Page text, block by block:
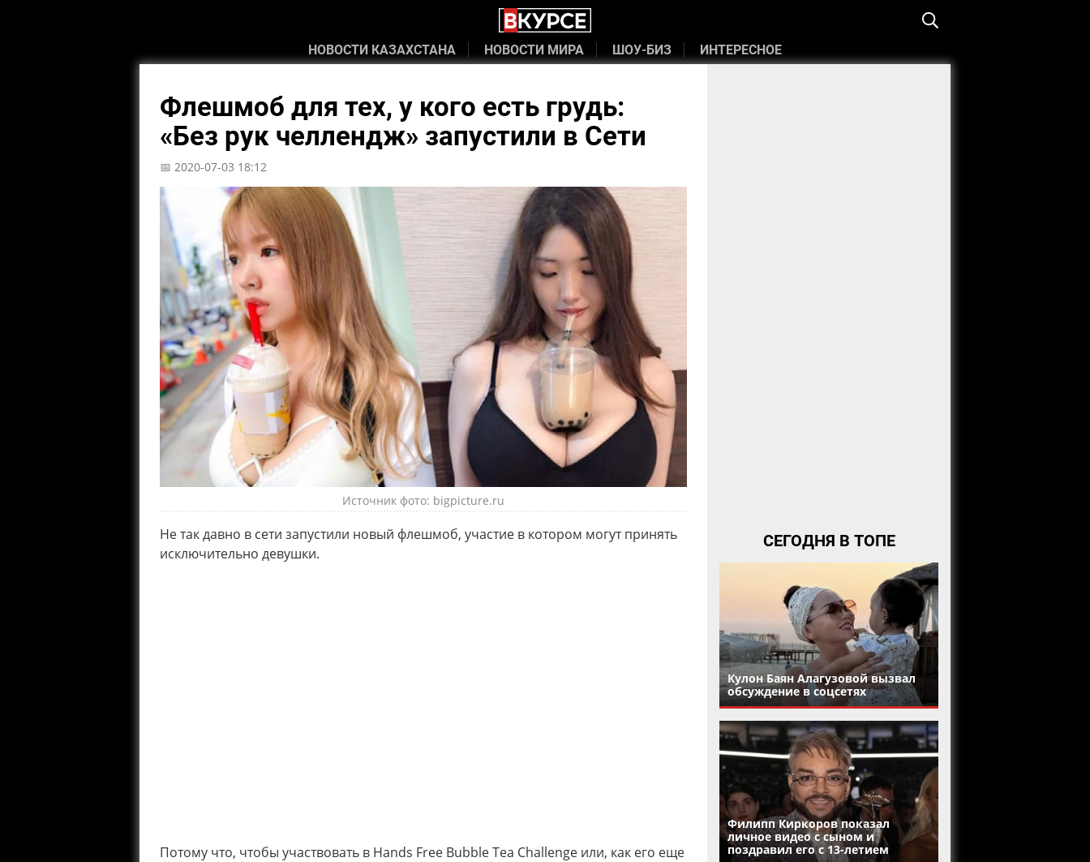
НОВОСТИ КАЗАХСТАНА НОВОСТИ МИРА ШОУ-БИЗ ИНТЕРЕСНОЕ
Флешмоб для тех, у кого есть грудь:
«Без рук челлендж» запустили в Сети
📅 2020-07-03 18:12
Источник фото: bigpicture.ru
Не так давно в сети запустили новый флешмоб, участие в котором могут принять
исключительно девушки.
Потому что, чтобы участвовать в Hands Free Bubble Tea Challenge или, как его еще
СЕГОДНЯ В ТОПЕ
Кулон Баян Алагузовой вызвал
обсуждение в соцсетях
Филипп Киркоров показал
личное видео с сыном и
поздравил его с 13-летием